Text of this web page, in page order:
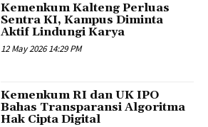
Kemenkum Kalteng Perluas
Sentra KI, Kampus Diminta
Aktif Lindungi Karya
12 May 2026 14:29 PM
Kemenkum RI dan UK IPO
Bahas Transparansi Algoritma
Hak Cipta Digital